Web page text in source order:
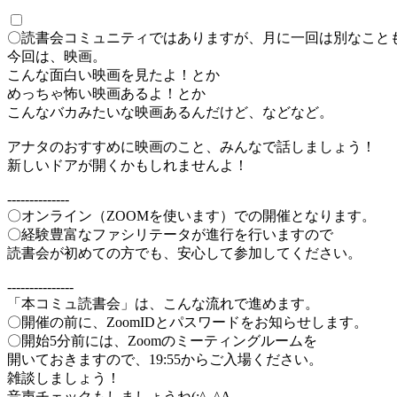
〇読書会コミュニティではありますが、月に一回は別なこと
今回は、映画。
こんな面白い映画を見たよ！とか
めっちゃ怖い映画あるよ！とか
こんなバカみたいな映画あるんだけど、などなど。
アナタのおすすめに映画のこと、みんなで話しましょう！
新しいドアが開くかもしれませんよ！
--------------
〇オンライン（ZOOMを使います）での開催となります。
〇経験豊富なファシリテータが進行を行いますので
読書会が初めての方でも、安心して参加してください。
---------------
「本コミュ読書会」は、こんな流れで進めます。
〇開催の前に、ZoomIDとパスワードをお知らせします。
〇開始5分前には、Zoomのミーティングルームを
開いておきますので、19:55からご入場ください。
雑談しましょう！